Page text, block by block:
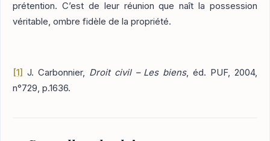
prétention. C’est de leur réunion que naît la possession
véritable, ombre fidèle de la propriété.
[1] J. Carbonnier, Droit civil – Les biens, éd. PUF, 2004,
n°729, p.1636.